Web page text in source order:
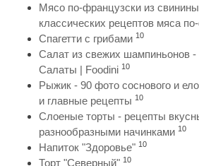
Мясо по-французски из
классических рецептов мяса
Спагетти с грибами 10
Салат из свежих шампиньонов -
Салаты | Foodini 10
Рыжик - 90 фото соснового и
и главные рецепты 10
Слоеные торты - рецепты
разнообразными начинками 10
Напиток "Здоровье" 10
Торт "Северный" 10